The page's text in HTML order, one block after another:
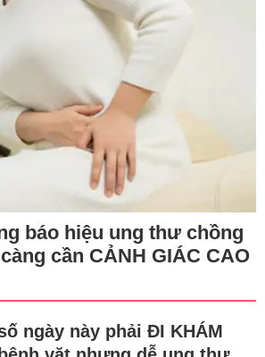
báo hiệu ung thư chồng
cần CẢNH GIÁC CAO
ngày này phải ĐI KHÁM